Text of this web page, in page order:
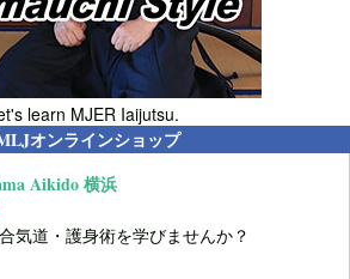
learn MJER Iaijutsu.
オンラインショップ
Aikido 横浜
気道・護身術を学びませんか？